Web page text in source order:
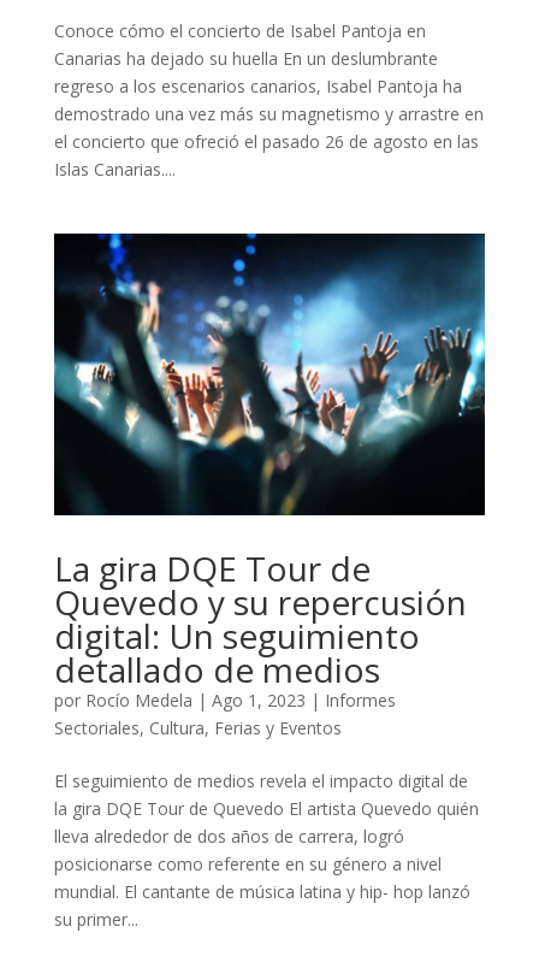
Conoce cómo el concierto de Isabel Pantoja en
Canarias ha dejado su huella En un deslumbrante
regreso a los escenarios canarios, Isabel Pantoja ha
demostrado una vez más su magnetismo y arrastre en
el concierto que ofreció el pasado 26 de agosto en las
Islas Canarias....
La gira DQE Tour de
Quevedo y su repercusión
digital: Un seguimiento
detallado de medios
por Rocío Medela | Ago 1, 2023 | Informes
Sectoriales, Cultura, Ferias y Eventos
El seguimiento de medios revela el impacto digital de
la gira DQE Tour de Quevedo El artista Quevedo quién
lleva alrededor de dos años de carrera, logró
posicionarse como referente en su género a nivel
mundial. El cantante de música latina y hip- hop lanzó
su primer...